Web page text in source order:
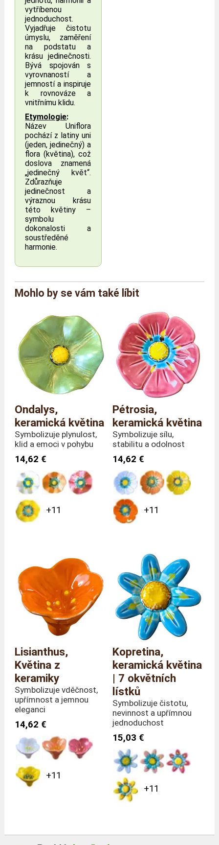
vytříbenou
jednoduchost.
Vyjadřuje čistotu
úmyslu, zaměření
na podstatu a
krásu jedinečnosti.
Bývá spojován s
vyrovnaností a
jemností a inspiruje
k rovnováze a
vnitřnímu klidu.
Etymologie:
Název Uniflora
pochází z latiny uni
(jeden, jedinečný) a
flora (květina), což
doslova znamená
„jedinečný květ“.
Zdůrazňuje
jedinečnost a
výraznou krásu
této květiny –
symbolu
dokonalosti a
soustředěné
harmonie.
Značka
Alcobarro od Carlos Da Pilar
Barva
Rozměry
(celkové)
Délka 10 x Hloubka 10 x Výška
30 cm
Hmotnost
80 gramy
Výška stonku
30 centimetry
Materiál
Keramika
Země výroby
Mohlo by se vám také líbit
Ondalys,
keramická květina
Symbolizuje plynulost,
klid a emoci v pohybu
14,62 €
+11
Pétrosia,
keramická květina
Symbolizuje sílu,
stabilitu a odolnost
14,62 €
+11
Lisianthus,
Květina z
keramiky
Symbolizuje vděčnost,
upřímnost a jemnou
eleganci
14,62 €
+11
Kopretina,
keramická květina
| 7 okvětních
lístků
Symbolizuje čistotu,
nevinnost a upřímnou
jednoduchost
15,03 €
+11